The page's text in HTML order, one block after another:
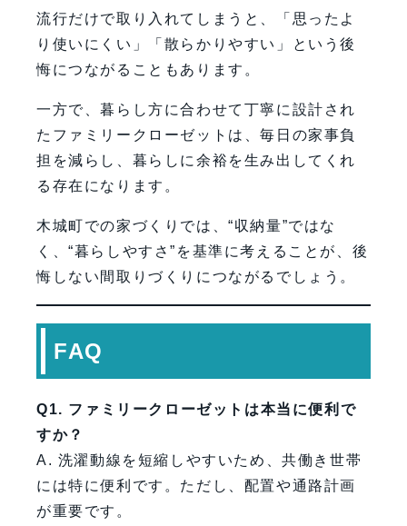
流行だけで取り入れてしまうと、「思ったよ
り使いにくい」「散らかりやすい」という後
悔につながることもあります。
一方で、暮らし方に合わせて丁寧に設計され
たファミリークローゼットは、毎日の家事負
担を減らし、暮らしに余裕を生み出してくれ
る存在になります。
木城町での家づくりでは、“収納量”ではな
く、“暮らしやすさ”を基準に考えることが、後
悔しない間取りづくりにつながるでしょう。
FAQ
Q1. ファミリークローゼットは本当に便利で
すか？
A. 洗濯動線を短縮しやすいため、共働き世帯
には特に便利です。ただし、配置や通路計画
が重要です。